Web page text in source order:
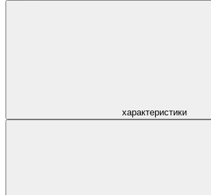
характеристики